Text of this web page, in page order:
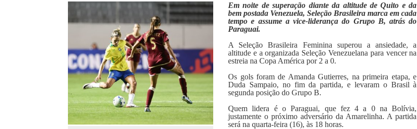
Em noite de superação diante da altitude de Quito e da
bem postada Venezuela, Seleção Brasileira marca em cada
tempo e assume a vice-liderança do Grupo B, atrás do
Paraguai.
A Seleção Brasileira Feminina superou a ansiedade, a
altitude e a organizada Seleção Venezuelana para vencer na
estreia na Copa América por 2 a 0.
Os gols foram de Amanda Gutierres, na primeira etapa, e
Duda Sampaio, no fim da partida, e levaram o Brasil à
segunda posição do Grupo B.
Quem lidera é o Paraguai, que fez 4 a 0 na Bolívia,
justamente o próximo adversário da Amarelinha. A partida
será na quarta-feira (16), às 18 horas.